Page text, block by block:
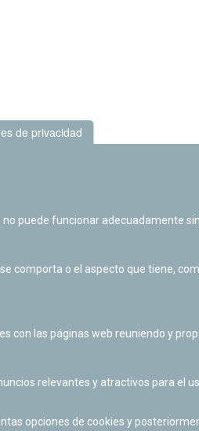
de privacidad
puede funcionar adecuadamente
comporta o el aspecto que tiene,
con las páginas web reuniendo y
relevantes y atractivos para el
opciones de cookies y